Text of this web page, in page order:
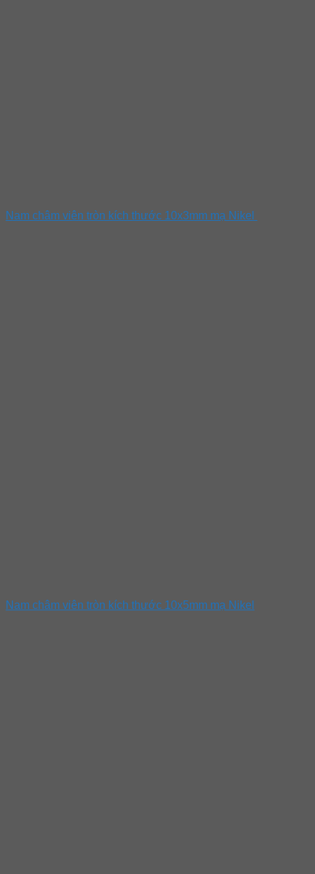
Nam châm viên tròn kích thước 10x3mm mạ Nikel
Nam châm viên tròn kích thước 10x5mm mạ Nikel